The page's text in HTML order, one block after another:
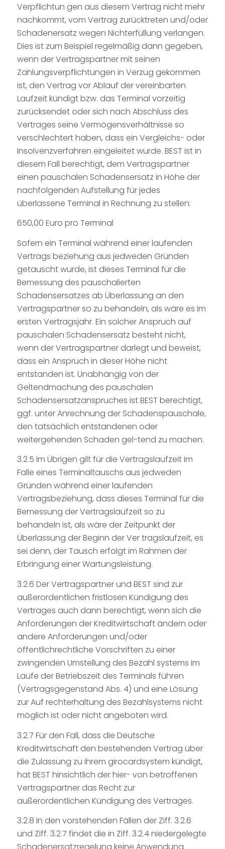
Verpflichtun gen aus diesem Vertrag nicht mehr
nachkommt, vom Vertrag zurücktreten und/oder
Schadenersatz wegen Nichterfüllung verlangen.
Dies ist zum Beispiel regelmäßig dann gegeben,
wenn der Vertragspartner mit seinen
Zahlungsverpflichtungen in Verzug gekommen
ist, den Vertrag vor Ablauf der vereinbarten
Laufzeit kündigt bzw. das Terminal vorzeitig
zurücksendet oder sich nach Abschluss des
Vertrages seine Vermögensverhältnisse so
verschlechtert haben, dass ein Vergleichs- oder
Insolvenzverfahren eingeleitet wurde. BEST ist in
diesem Fall berechtigt, dem Vertragspartner
einen pauschalen Schadensersatz in Höhe der
nachfolgenden Aufstellung für jedes
überlassene Terminal in Rechnung zu stellen:
650,00 Euro pro Terminal
Sofern ein Terminal während einer laufenden
Vertrags beziehung aus jedweden Gründen
getauscht wurde, ist dieses Terminal für die
Bemessung des pauschalierten
Schadensersatzes ab Überlassung an den
Vertragspartner so zu behandeln, als wäre es im
ersten Vertragsjahr. Ein solcher Anspruch auf
pauschalen Schadensersatz besteht nicht,
wenn der Vertragspartner darlegt und beweist,
dass ein Anspruch in dieser Höhe nicht
entstanden ist. Unabhängig von der
Geltendmachung des pauschalen
Schadensersatzanspruches ist BEST berechtigt,
ggf. unter Anrechnung der Schadenspauschale,
den tatsächlich entstandenen oder
weitergehenden Schaden gel-tend zu machen.
3.2.5 Im Übrigen gilt für die Vertragslaufzeit im
Falle eines Terminaltauschs aus jedweden
Gründen während einer laufenden
Vertragsbeziehung, dass dieses Terminal für die
Bemessung der Vertragslaufzeit so zu
behandeln ist, als wäre der Zeitpunkt der
Überlassung der Beginn der Ver tragslaufzeit, es
sei denn, der Tausch erfolgt im Rahmen der
Erbringung einer Wartungsleistung.
3.2.6 Der Vertragspartner und BEST sind zur
außerordentlichen fristlosen Kündigung des
Vertrages auch dann berechtigt, wenn sich die
Anforderungen der Kreditwirtschaft ändern oder
andere Anforderungen und/oder
öffentlichrechtliche Vorschriften zu einer
zwingenden Umstellung des Bezahl systems im
Laufe der Betriebszeit des Terminals führen
(Vertragsgegenstand Abs. 4) und eine Lösung
zur Auf rechterhaltung des Bezahlsystems nicht
möglich ist oder nicht angeboten wird.
3.2.7 Für den Fall, dass die Deutsche
Kreditwirtschaft den bestehenden Vertrag über
die Zulassung zu ihrem girocardsystem kündigt,
hat BEST hinsichtlich der hier- von betroffenen
Vertragspartner das Recht zur
außerordentlichen Kündigung des Vertrages.
3.2.8 In den vorstehenden Fällen der Ziff. 3.2.6
und Ziff. 3.2.7 findet die in Ziff. 3.2.4 niedergelegte